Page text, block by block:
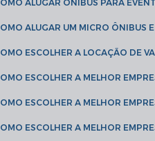
COMO ALUGAR ÔNIBUS PARA
COMO ALUGAR UM MICRO ÔNIBUS
COMO ESCOLHER A LOCAÇÃO DE
COMO ESCOLHER A MELHOR
COMO ESCOLHER A MELHOR
COMO ESCOLHER A MELHOR